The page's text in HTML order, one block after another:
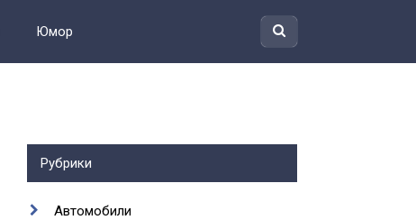
Юмор
Рубрики
Автомобили